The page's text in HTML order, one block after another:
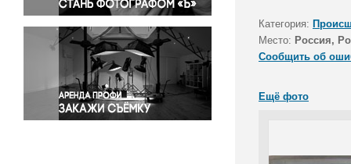
Религия
Светская жизнь
Спорт
Экология
Экономика и бизнес
Категория:
Место: Россия,
Сообщить об
Ещё фото